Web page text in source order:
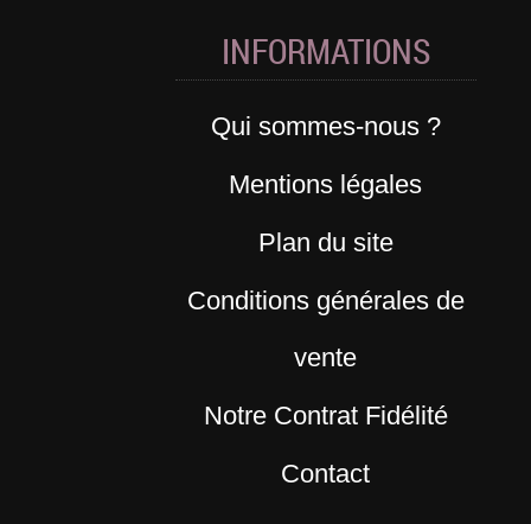
INFORMATIONS
Qui sommes-nous ?
Mentions légales
Plan du site
Conditions générales de
vente
Notre Contrat Fidélité
Contact